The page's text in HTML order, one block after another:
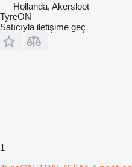
Hollanda, Akersloot
TyreON
Satıcıyla iletişime geç
1